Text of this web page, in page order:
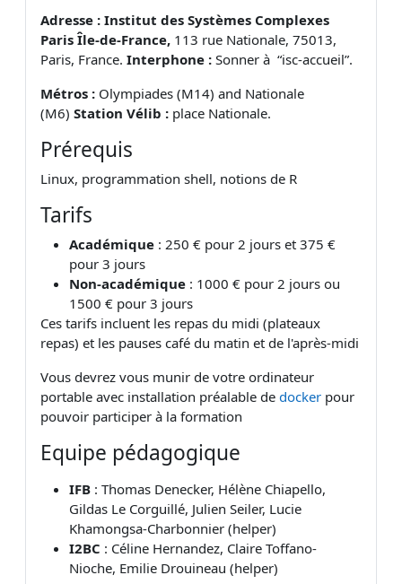
Adresse : Institut des Systèmes Complexes
Paris Île-de-France, 113 rue Nationale, 75013,
Paris, France. Interphone : Sonner à “isc-accueil”.
Métros : Olympiades (M14) and Nationale
(M6) Station Vélib : place Nationale.
Prérequis
Linux, programmation shell, notions de R
Tarifs
Académique : 250 € pour 2 jours et 375 €
pour 3 jours
Non-académique : 1000 € pour 2 jours ou
1500 € pour 3 jours
Ces tarifs incluent les repas du midi (plateaux
repas) et les pauses café du matin et de l'après-midi
Vous devrez vous munir de votre ordinateur
portable avec installation préalable de docker pour
pouvoir participer à la formation
Equipe pédagogique
IFB : Thomas Denecker, Hélène Chiapello,
Gildas Le Corguillé, Julien Seiler, Lucie
Khamongsa-Charbonnier (helper)
I2BC : Céline Hernandez, Claire Toffano-
Nioche, Emilie Drouineau (helper)